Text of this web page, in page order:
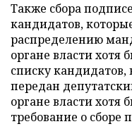
Также сбора
кандидатов,
распределению
органе власти хотя
списку
передан
органе власти хотя
требование о сборе